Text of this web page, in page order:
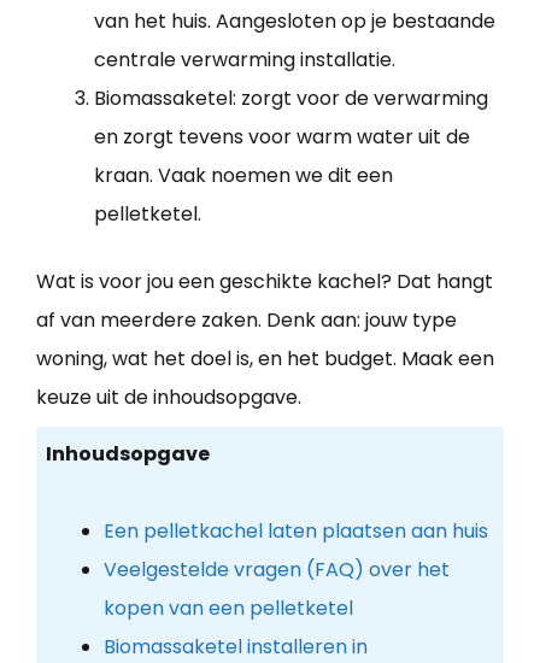
van het huis. Aangesloten op je bestaande
centrale verwarming installatie.
Biomassaketel: zorgt voor de verwarming
en zorgt tevens voor warm water uit de
kraan. Vaak noemen we dit een
pelletketel.
Wat is voor jou een geschikte kachel? Dat hangt
af van meerdere zaken. Denk aan: jouw type
woning, wat het doel is, en het budget. Maak een
keuze uit de inhoudsopgave.
Inhoudsopgave
Een pelletkachel laten plaatsen aan huis
Veelgestelde vragen (FAQ) over het
kopen van een pelletketel
Biomassaketel installeren in